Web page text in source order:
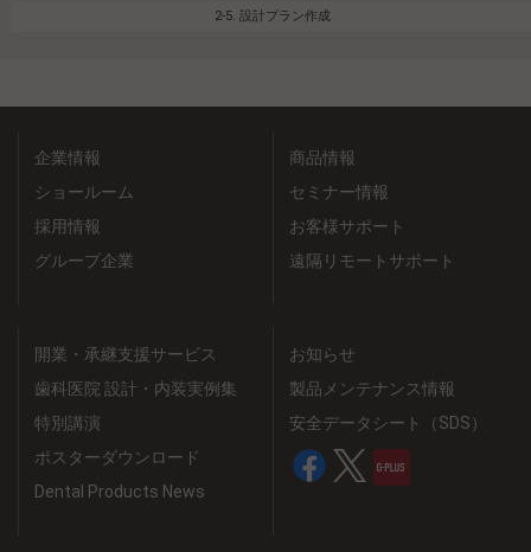
2-5. 設計プラン作成
企業情報
ショールーム
採用情報
グループ企業
商品情報
セミナー情報
お客様サポート
遠隔リモートサポート
開業・承継支援サービス
歯科医院 設計・内装実例集
特別講演
ポスターダウンロード
Dental Products News
お知らせ
製品メンテナンス情報
安全データシート（SDS）